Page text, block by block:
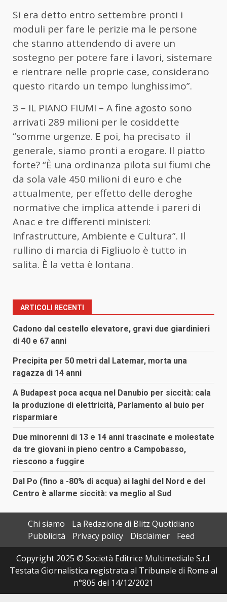
Si era detto entro settembre pronti i
moduli per fare le perizie ma le persone
che stanno attendendo di avere un
sostegno per potere fare i lavori, sistemare
e rientrare nelle proprie case, considerano
questo ritardo un tempo lunghissimo”.
3 – IL PIANO FIUMI – A fine agosto sono
arrivati 289 milioni per le cosiddette
“somme urgenze. E poi, ha precisato il
generale, siamo pronti a erogare. Il piatto
forte? “È una ordinanza pilota sui fiumi che
da sola vale 450 milioni di euro e che
attualmente, per effetto delle deroghe
normative che implica attende i pareri di
Anac e tre differenti ministeri:
Infrastrutture, Ambiente e Cultura”. Il
rullino di marcia di Figliuolo è tutto in
salita. È la vetta è lontana.
ARTICOLI RECENTI
Cadono dal cestello elevatore, gravi due giardinieri
di 40 e 67 anni
Precipita per 50 metri dal Latemar, morta una
ragazza di 14 anni
A Budapest poca acqua nel Danubio per siccità: cala
la produzione di elettricità, Parlamento al buio per
risparmiare
Due minorenni di 13 e 14 anni trascinate e molestate
da tre giovani in pieno centro a Campobasso,
riescono a fuggire
Dal Po (fino a -80% di acqua) ai laghi del Nord e del
Centro è allarme siccità: va meglio al Sud
Chi siamo
La Redazione di Blitz Quotidiano
Pubblicità
Privacy policy Disclaimer
Feed
Copyright 2025 © Società Editrice Multimediale S.r.l.
Testata Giornalistica registrata al Tribunale di Roma al
n°805 del 14/12/2021